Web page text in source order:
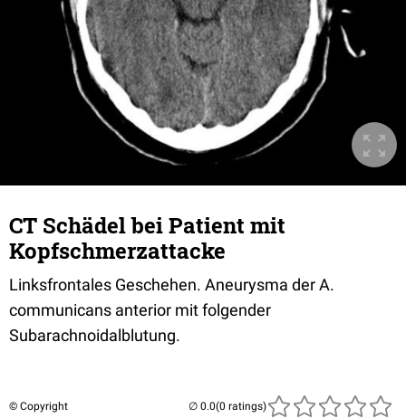
CT Schädel bei Patient mit
Kopfschmerzattacke
Linksfrontales Geschehen. Aneurysma der A.
communicans anterior mit folgender
Subarachnoidalblutung.
© Copyright (0 ratings)